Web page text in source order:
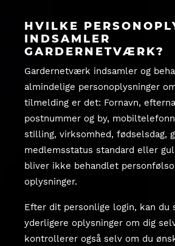
HVILKE
INDSAMLER
GARDERNETVÆRK?
Gardernetværk indsamler og
almindelige personoplysninger
tilmelding er det: Fornavn,
postnummer og by,
stilling, virksomhed, fødselsdag,
medlemsstatus standard eller
bliver ikke behandlet
oplysninger.
Efter dit personlige login, kan du
yderligere oplysninger om dig
kontrollerer også selv om du